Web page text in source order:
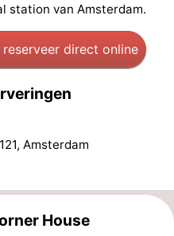
station van Amsterdam.
reserveer direct online
Amsterdam
House